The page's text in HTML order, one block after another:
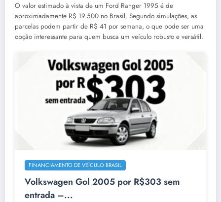
O valor estimado à vista de um Ford Ranger 1995 é de
aproximadamente R$ 19.500 no Brasil. Segundo simulações, as
parcelas podem partir de R$ 41 por semana, o que pode ser uma
opção interessante para quem busca um veículo robusto e versátil.
FINANCIAMENTO DE VEÍCULO BRASIL
Volkswagen Gol 2005 por R$303 sem
entrada –...